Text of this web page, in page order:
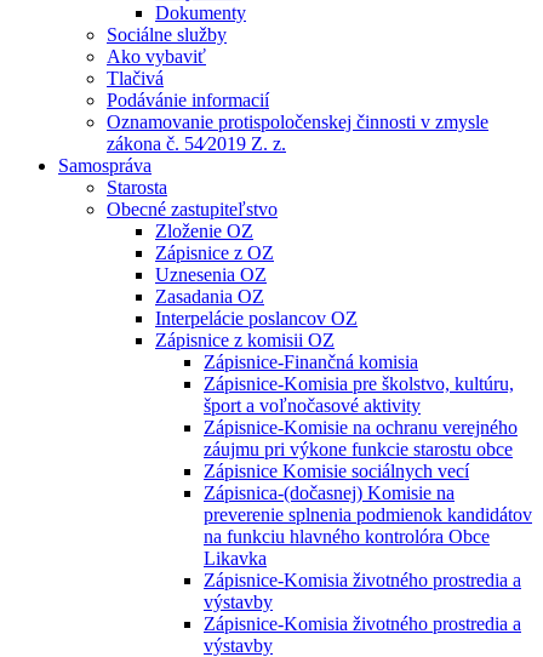
Dokumenty
Sociálne služby
Ako vybaviť
Tlačivá
Podávánie informacií
Oznamovanie protispoločenskej činnosti v zmysle
zákona č. 54⁄2019 Z. z.
Samospráva
Starosta
Obecné zastupiteľstvo
Zloženie OZ
Zápisnice z OZ
Uznesenia OZ
Zasadania OZ
Interpelácie poslancov OZ
Zápisnice z komisii OZ
Zápisnice-Finančná komisia
Zápisnice-Komisia pre školstvo, kultúru,
šport a voľnočasové aktivity
Zápisnice-Komisie na ochranu verejného
záujmu pri výkone funkcie starostu obce
Zápisnice Komisie sociálnych vecí
Zápisnica-(dočasnej) Komisie na
preverenie splnenia podmienok kandidátov
na funkciu hlavného kontrolóra Obce
Likavka
Zápisnice-Komisia životného prostredia a
výstavby
Zápisnice-Komisia životného prostredia a
výstavby